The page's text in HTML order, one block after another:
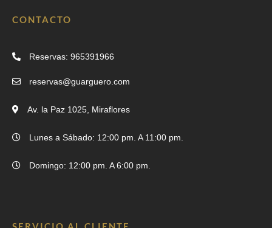
CONTACTO
Reservas: 965391966
reservas@guarguero.com
Av. la Paz 1025, Miraflores
Lunes a Sábado: 12:00 pm. A 11:00 pm.
Domingo: 12:00 pm. A 6:00 pm.